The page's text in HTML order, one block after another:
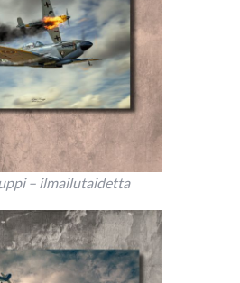
– ilmailutaidetta